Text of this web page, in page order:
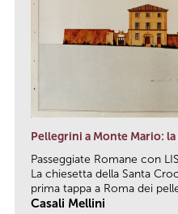
Pellegrini a Monte Mario:
Passeggiate Romane con LIS
La chiesetta della Santa
prima tappa a Roma dei
Casali Mellini